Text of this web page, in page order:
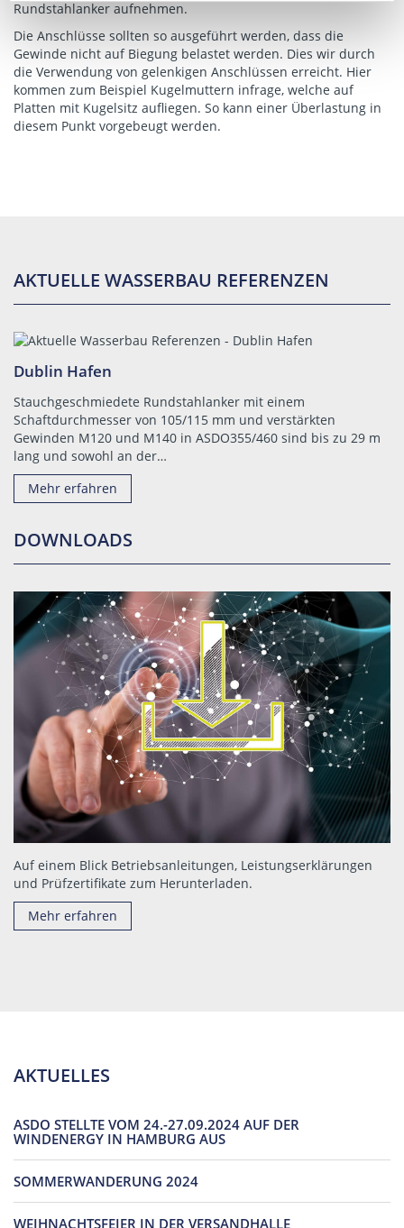
Rundstahlanker aufnehmen.
Die Anschlüsse sollten so ausgeführt werden, dass die
Gewinde nicht auf Biegung belastet werden. Dies wir durch
die Verwendung von gelenkigen Anschlüssen erreicht. Hier
kommen zum Beispiel Kugelmuttern infrage, welche auf
Platten mit Kugelsitz aufliegen. So kann einer Überlastung in
diesem Punkt vorgebeugt werden.
AKTUELLE WASSERBAU REFERENZEN
Dublin Hafen
Stauchgeschmiedete Rundstahlanker mit einem
Schaftdurchmesser von 105/115 mm und verstärkten
Gewinden M120 und M140 in ASDO355/460 sind bis zu 29 m
lang und sowohl an der…
Mehr erfahren
DOWNLOADS
Auf einem Blick Betriebsanleitungen, Leistungserklärungen
und Prüfzertifikate zum Herunterladen.
Mehr erfahren
AKTUELLES
ASDO STELLTE VOM 24.-27.09.2024 AUF DER
WINDENERGY IN HAMBURG AUS
SOMMERWANDERUNG 2024
WEIHNACHTSFEIER IN DER VERSANDHALLE